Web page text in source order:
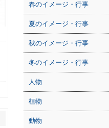
春のイメージ・行事
夏のイメージ・行事
秋のイメージ・行事
冬のイメージ・行事
人物
植物
動物